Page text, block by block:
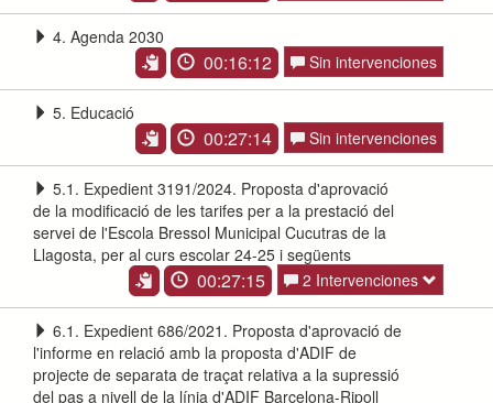
4. Agenda 2030
00:16:12 Sin intervenciones
5. Educació
00:27:14 Sin intervenciones
5.1. Expedient 3191/2024. Proposta d'aprovació
de la modificació de les tarifes per a la prestació del
servei de l'Escola Bressol Municipal Cucutras de la
Llagosta, per al curs escolar 24-25 i següents
00:27:15 2 Intervenciones
6.1. Expedient 686/2021. Proposta d'aprovació de
l'informe en relació amb la proposta d'ADIF de
projecte de separata de traçat relativa a la supressió
del pas a nivell de la línia d'ADIF Barcelona-Ripoll